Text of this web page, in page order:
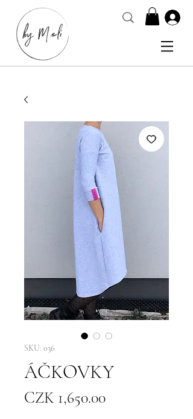
SKU: 036
ÁČKOVKY
CZK 1,650.00Price